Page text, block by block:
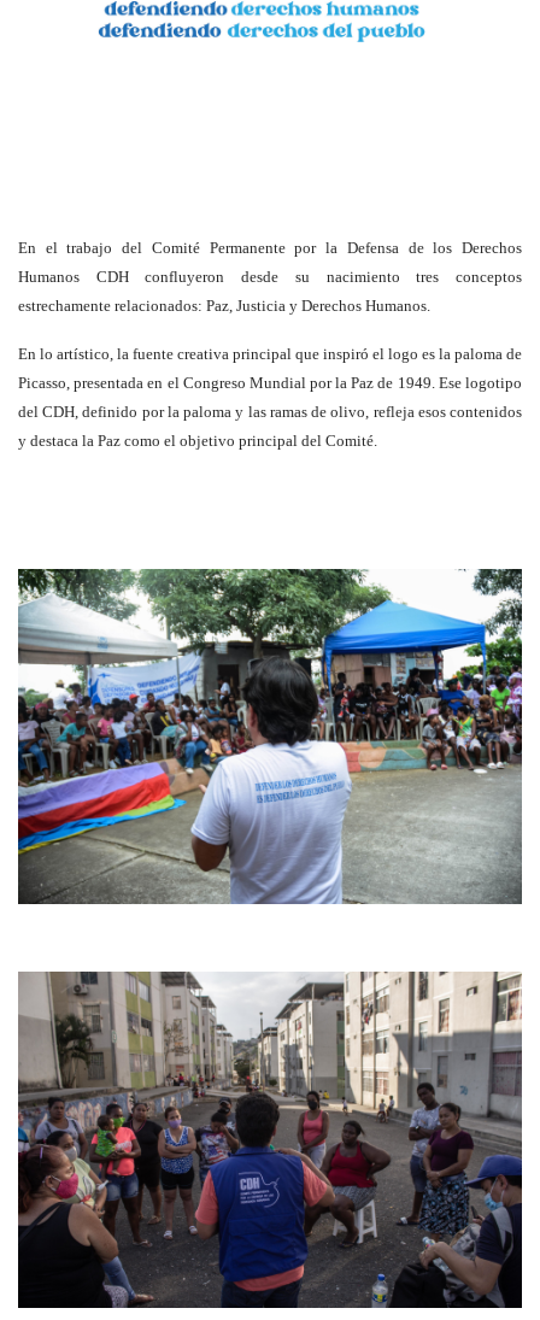
En el trabajo del Comité Permanente por la Defensa de los Derechos
Humanos CDH confluyeron desde su nacimiento tres conceptos
estrechamente relacionados: Paz, Justicia y Derechos Humanos.
En lo artístico, la fuente creativa principal que inspiró el logo es la paloma de
Picasso, presentada en el Congreso Mundial por la Paz de 1949. Ese logotipo
del CDH, definido por la paloma y las ramas de olivo, refleja esos contenidos
y destaca la Paz como el objetivo principal del Comité.